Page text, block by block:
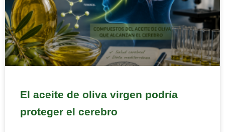
El aceite de oliva virgen podría
proteger el cerebro